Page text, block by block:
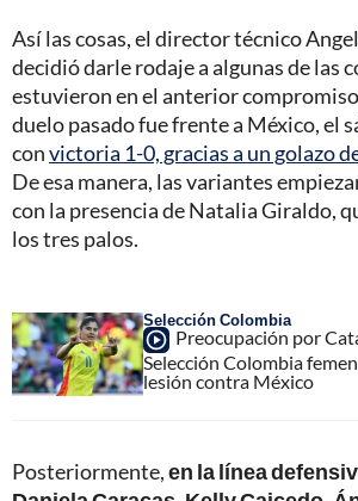
Así las cosas, el director técnico
decidió darle rodaje a algunas de las
estuvieron en el anterior
duelo pasado fue frente a México, el
convictoria 1-0, gracias a un golazo
De esa manera, las variantes
con la presencia de Natalia Giraldo,
los tres palos.
Selección Colombia
Preocupación por
Selección Colombia
lesión contra México
Posteriormente,en la línea